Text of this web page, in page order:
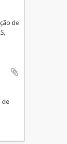
de
de